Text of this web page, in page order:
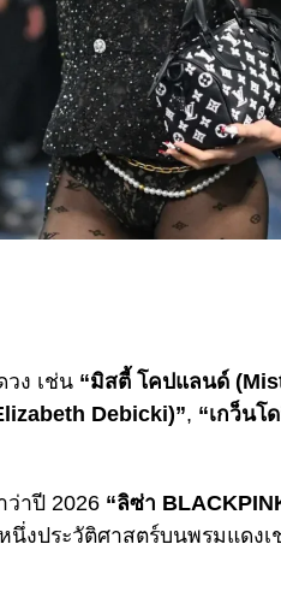
ง เช่น “มิสตี้ โคปแลนด์
Debicki)”, “เกว็นโ
ว่าปี 2026 “ลิซ่า
งประวัติศาสตร์บนพรมแดงเ